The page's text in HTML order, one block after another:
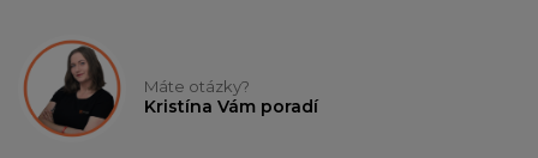
Máte otázky?
Kristína Vám poradí